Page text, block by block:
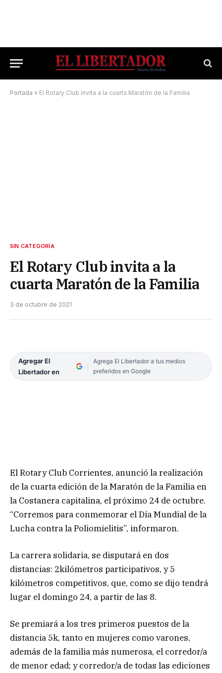
Portada » El Rotary Club invita a la cuarta Maratón de la Familia
SIN CATEGORÍA
El Rotary Club invita a la
cuarta Maratón de la Familia
3 de octubre de 2021
Agregar El
Libertador en
Agrega El Libertador a tus medios
preferidos en Google
El Rotary Club Corrientes, anunció la realización
de la cuarta edición de la Maratón de la Familia en
la Costanera capitalina, el próximo 24 de octubre.
“Corremos para conmemorar el Día Mundial de la
Lucha contra la Poliomielitis”, informaron.
La carrera solidaria, se disputará en dos
distancias: 2kilómetros participativos, y 5
kilómetros competitivos, que, como se dijo tendrá
lugar el domingo 24, a partir de las 8.
Se premiará a los tres primeros puestos de la
distancia 5k, tanto en mujeres como varones,
además de la familia más numerosa, el corredor/a
de menor edad; y corredor/a de todas las ediciones